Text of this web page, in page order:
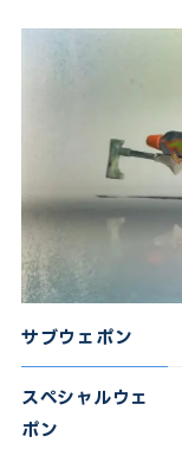
サブウェポン
スペシャルウェ
ポン